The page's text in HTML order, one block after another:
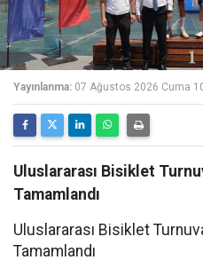
Yayınlanma: 07 Ağustos 2026 Cuma
Uluslararası Bisiklet
Tamamlandı
Uluslararası Bisiklet
Tamamlandı